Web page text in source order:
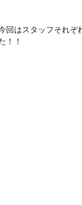
回はスタッフそれぞ
！！